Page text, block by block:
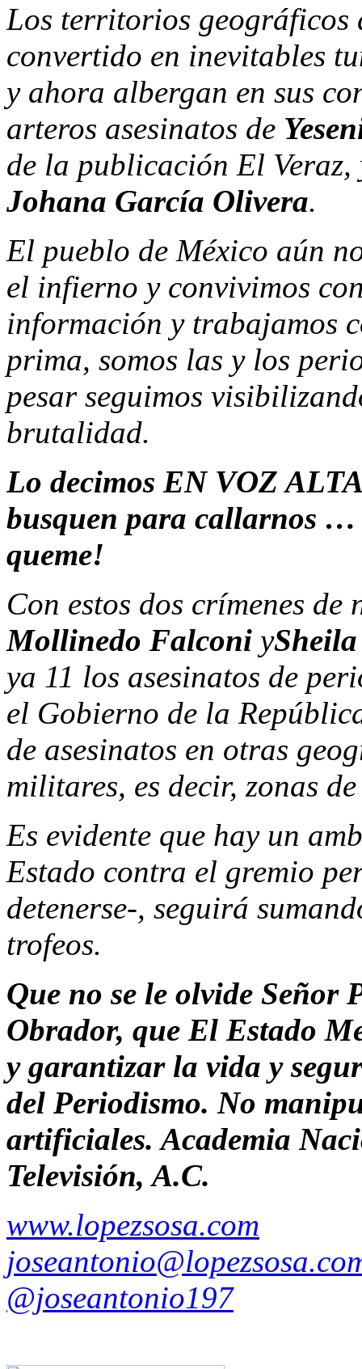
Los territorios geográficos
convertido en inevitables
y ahora albergan en sus
arteros asesinatos de
de la publicación El
Johana García Olivera.
El pueblo de México aún
el infierno y convivimos
información y trabajamos
prima, somos las y los
pesar seguimos
brutalidad.
Lo decimos EN VOZ
busquen para callarnos
queme!
Con estos dos crímenes de
Mollinedo Falconi y
ya 11 los asesinatos de
el Gobierno de la
de asesinatos en otras
militares, es decir, zonas
Es evidente que hay un
Estado contra el gremio
detenerse-, seguirá
trofeos.
Que no se le olvide Señor
Obrador, que El Estado
y garantizar la vida y
del Periodismo. No
artificiales. Academia
Televisión, A.C.
www.lopezsosa.com
@joseantonio197